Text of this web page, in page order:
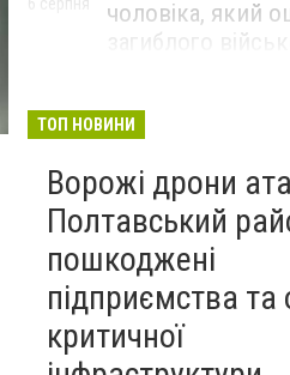
чоловіка, який
загиблого
ТОП НОВИНИ
Ворожі дрони
Полтавський
пошкоджені
підприємства та
критичної